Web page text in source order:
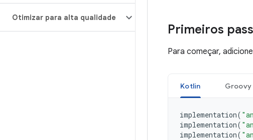
Otimizar para alta qualidade
Primeiros
Para começar,
Kotlin Groovy
implementation(
implementation(
implementation(